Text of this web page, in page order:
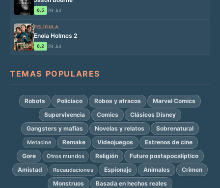
6.5 29 Jul
PELÍCULA
Enola Holmes 2
6.2 29 Jul
TEMAS POPULARES
Robots Policíaco Robos y atracos
Marvel Comics
Supervivencia
Comics
Clásicos Disney
Gangsters y mafias
Novelas y relatos Sobrenatural
Metacine Remake Videojuegos
Estrenos de cine
Gore
Otros mundos Religión
Futuro postapocalíptico
Amistad
Recaudaciones Espionaje Animales
Crimen
Monstruos
Basada en hechos reales